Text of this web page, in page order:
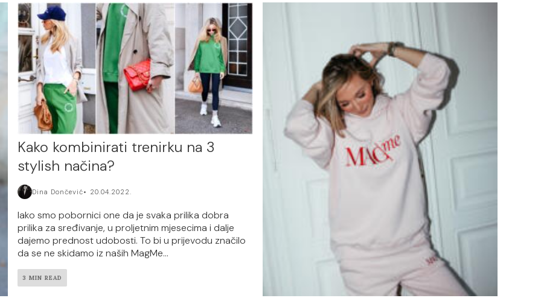
Kako kombinirati trenirku na 3
stylish načina?
Dina Dončević 20.04.2022.
Iako smo pobornici one da je svaka prilika dobra
prilika za sređivanje, u proljetnim mjesecima i dalje
dajemo prednost udobosti. To bi u prijevodu značilo
da se ne skidamo iz naših MagMe...
3 MIN READ